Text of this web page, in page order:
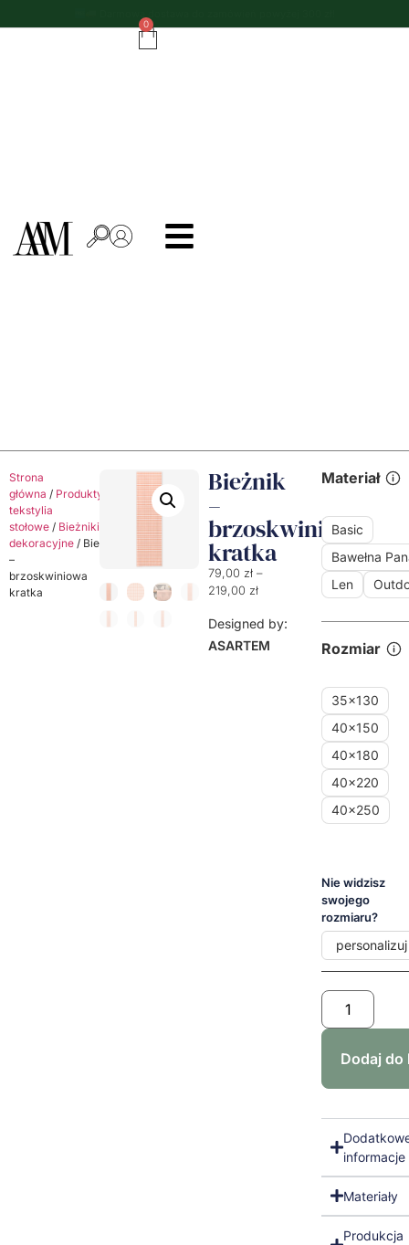
0
Strona
główna / Produkty
Dekoracyjne
tekstylia
stołowe / Bieżniki
dekoracyjne / Bieżnik
–
brzoskwiniowa
kratka
Bieżnik
–
brzoskwiniowa
kratka
79,00 zł –
219,00 zł
Designed by:
ASARTEM
Materiał
Basic
Bawełna
Len
Rozmiar
35x130
40x150
40x180
40x220
40x250
Nie widzisz
swojego
rozmiaru?
Dodaj do
informacje
Materiały
Produkcja